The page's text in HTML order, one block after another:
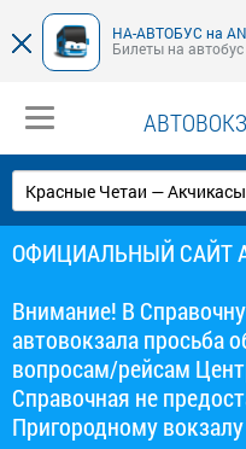
НА-АВТОБУС на
Билеты на
ОФИЦИАЛЬНЫЙ САЙТ
Внимание! В
автовокзала просьба
вопросам/рейсам
Справочная не
Пригородному